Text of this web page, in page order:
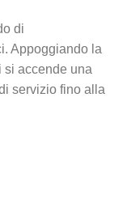
di
Appoggiando la
si accende una
servizio fino alla